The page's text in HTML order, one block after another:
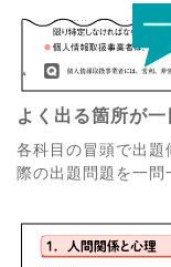
よく出る箇所が
各科目の冒頭で出
際の出題問題を一問